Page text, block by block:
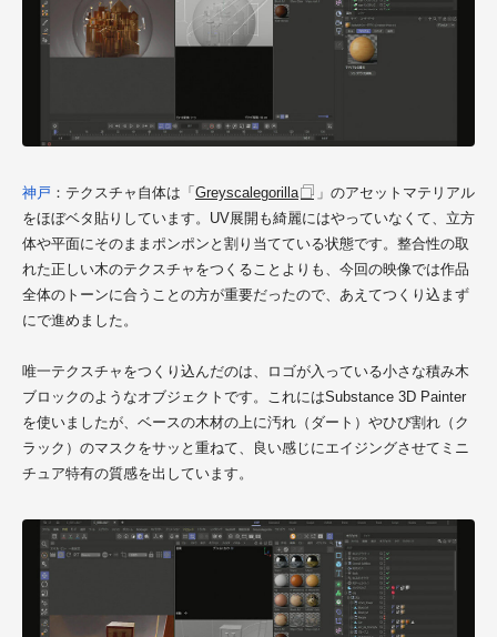
神戸 ：テクスチャ自体は「 Greyscalegorilla
」のアセットマテリアル
をほぼベタ貼りしています。UV展開も綺麗にはやっていなくて、立方
体や平面にそのままポンポンと割り当てている状態です。整合性の取
れた正しい木のテクスチャをつくることよりも、今回の映像では作品
全体のトーンに合うことの方が重要だったので、あえてつくり込まず
にで進めました。
唯一テクスチャをつくり込んだのは、ロゴが入っている小さな積み木
ブロックのようなオブジェクトです。これにはSubstance 3D Painter
を使いましたが、ベースの木材の上に汚れ（ダート）やひび割れ（ク
ラック）のマスクをサッと重ねて、良い感じにエイジングさせてミニ
チュア特有の質感を出しています。